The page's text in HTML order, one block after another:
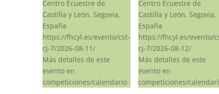
Centro Ecuestre de
Castilla y León, Segovia,
España
https://fhcyl.es/evento/cst-
cj-7/2026-08-11/
Más detalles de este
evento en
competiciones/calendario
Centro Ecuestre de
Castilla y León, Segovia,
España
https://fhcyl.es/evento/
cj-7/2026-08-12/
Más detalles de este
evento en
competiciones/